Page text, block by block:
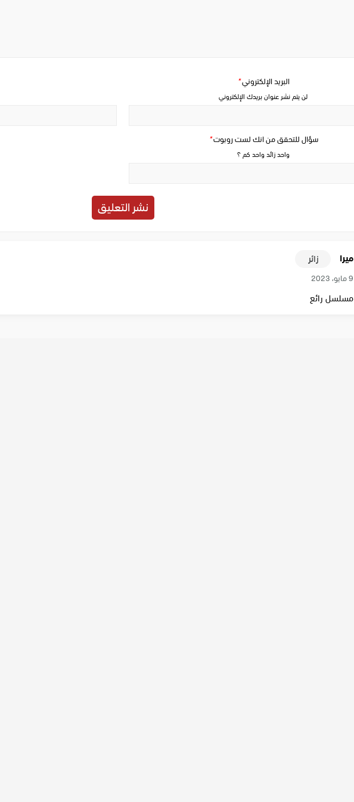
سؤال للتحقق من انك لست روبوت*
واحد زائد واحد كم ؟
البريد الإلكتروني*
لن يتم نشر عنوان بريدك الإلكتروني
ميرا زائر
9 مايو، 2023
مسلسل رائع